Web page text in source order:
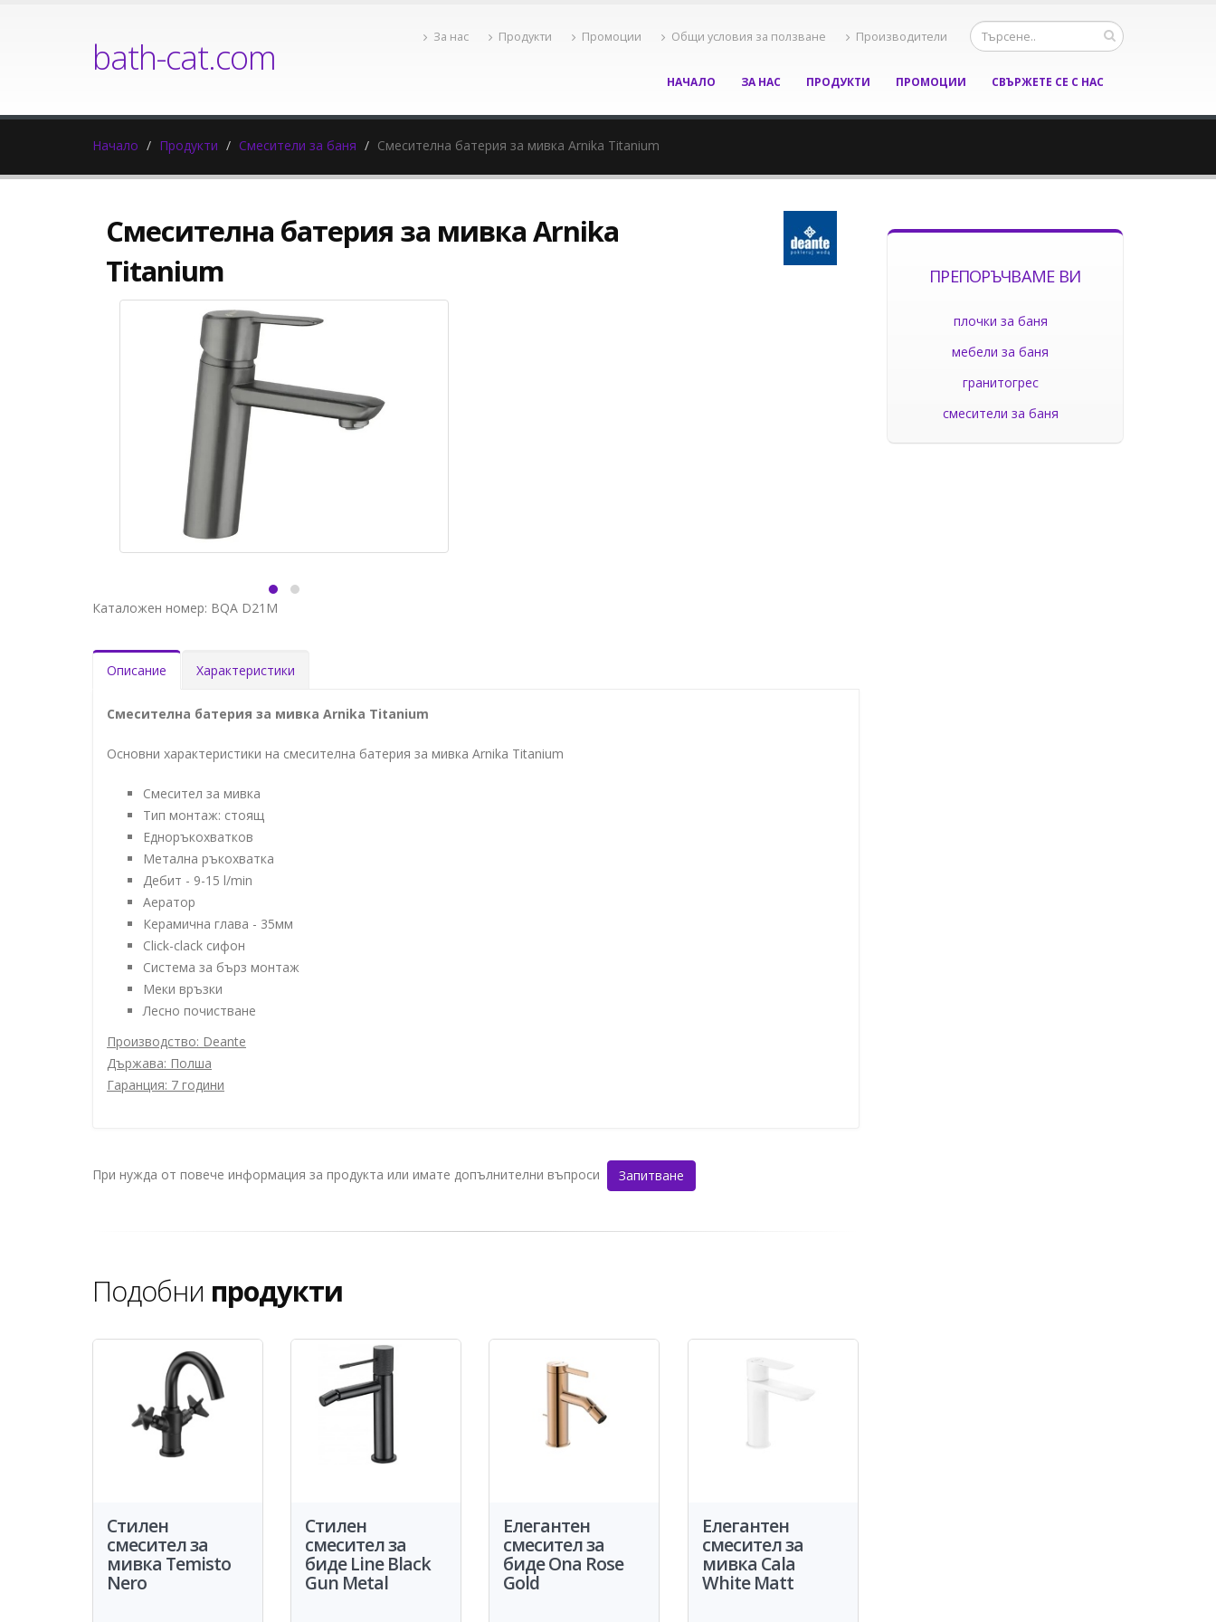
bath-cat.com За нас Продукти Промоции Общи условия за ползване Производители
НАЧАЛО ЗА НАС ПРОДУКТИ ПРОМОЦИИ СВЪРЖЕТЕ СЕ С НАС
Начало Продукти Смесители за баня Смесителна батерия за мивка Arnika Titanium
Смесителна батерия за мивка Arnika
Titanium
Каталожен номер: BQA D21M
Описание Характеристики
Смесителна батерия за мивка Arnika Titanium
Основни характеристики на смесителна батерия за мивка Arnika Titanium
Смесител за мивка
Тип монтаж: стоящ
Едноръкохватков
Метална ръкохватка
Дебит - 9-15 l/min
Аератор
Керамична глава - 35мм
Click-clack сифон
Система за бърз монтаж
Меки връзки
Лесно почистване
Производство: Deante
Държава: Полша
Гаранция: 7 години
При нужда от повече информация за продукта или имате допълнителни въпроси Запитване
Подобни продукти
Стилен
смесител за
мивка Temisto
Nero
Стилен
смесител за
биде Line Black
Gun Metal
Елегантен
смесител за
биде Ona Rose
Gold
Елегантен
смесител за
мивка Cala
White Matt
ПРЕПОРЪЧВАМЕ ВИ
плочки за баня
мебели за баня
гранитогрес
смесители за баня